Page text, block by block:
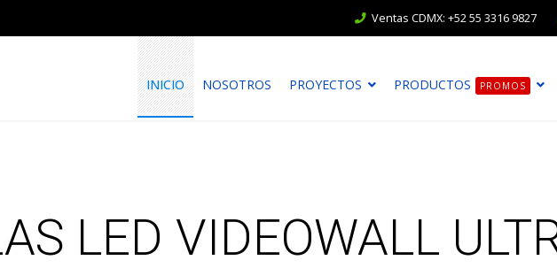
Ventas CDMX: +52 55 3316 9827
INICIO NOSOTROS PROYECTOS PRODUCTOS PROMOS
LED VIDEOWALL